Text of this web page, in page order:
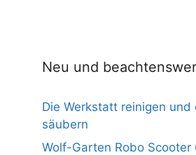
Neu und
Die Werkstatt reinigen und
säubern
Wolf-Garten Robo Scooter